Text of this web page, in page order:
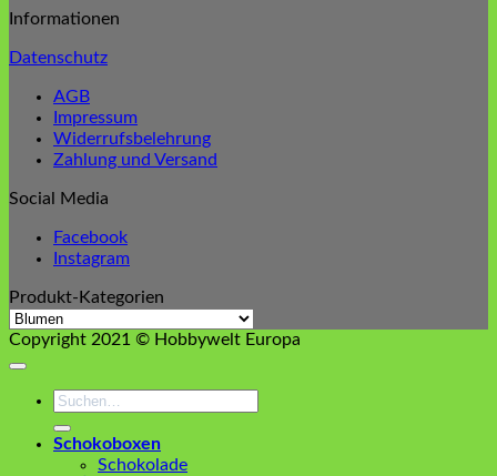
Informationen
Datenschutz
AGB
Impressum
Widerrufsbelehrung
Zahlung und Versand
Social Media
Facebook
Instagram
Produkt-Kategorien
Copyright 2021 © Hobbywelt Europa
Suchen
Schokoboxen
Schokolade